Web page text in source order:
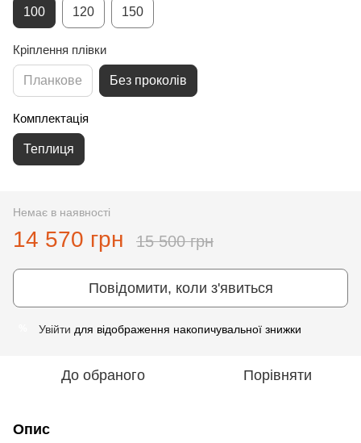
100 120 150
Кріплення плівки
Планкове Без проколів
Комплектація
Теплиця
Немає в наявності
14 570 грн 15 500 грн
Повідомити, коли з'явиться
Увійти для відображення накопичувальної знижки
До обраного Порівняти
Опис